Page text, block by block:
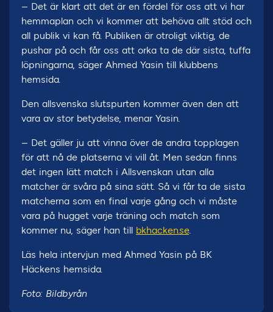
– Det är klart att det är en fördel för oss att vi har
hemmaplan och vi kommer att behöva allt stöd och
all publik vi kan få. Publiken är otroligt viktig, de
pushar på och får oss att orka ta de där sista, tuffa
löpningarna, säger Ahmed Yasin till klubbens
hemsida.
Den allsvenska slutspurten kommer även den att
vara av stor betydelse, menar Yasin.
– Det gäller ju att vinna över de andra topplagen
för att nå de platserna vi vill åt. Men sedan finns
det ingen lätt match i Allsvenskan utan alla
matcher är svåra på sina sätt. Så vi får ta de sista
matcherna som en final varje gång och vi måste
vara på hugget varje träning och match som
kommer nu, säger han till bkhacken.se.
Läs hela intervjun med Ahmed Yasin på BK
Häckens hemsida.
Foto: Bildbyrån